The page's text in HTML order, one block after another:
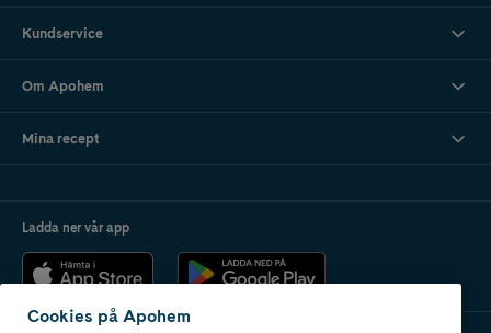
Kundservice
Om Apohem
Mina recept
Ladda ner vår app
Cookies på Apohem